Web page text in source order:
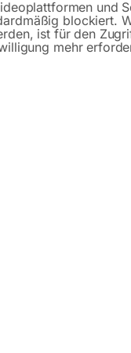
x 25 mm
und
blockiert.
ist für den
mehr